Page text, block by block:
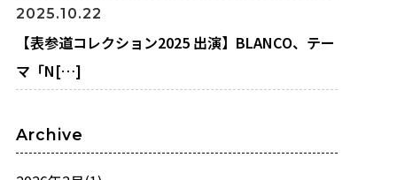
2025.10.22
【表参道コレクション2025 出演】BLANCO、テー
マ「N[…]
Archive